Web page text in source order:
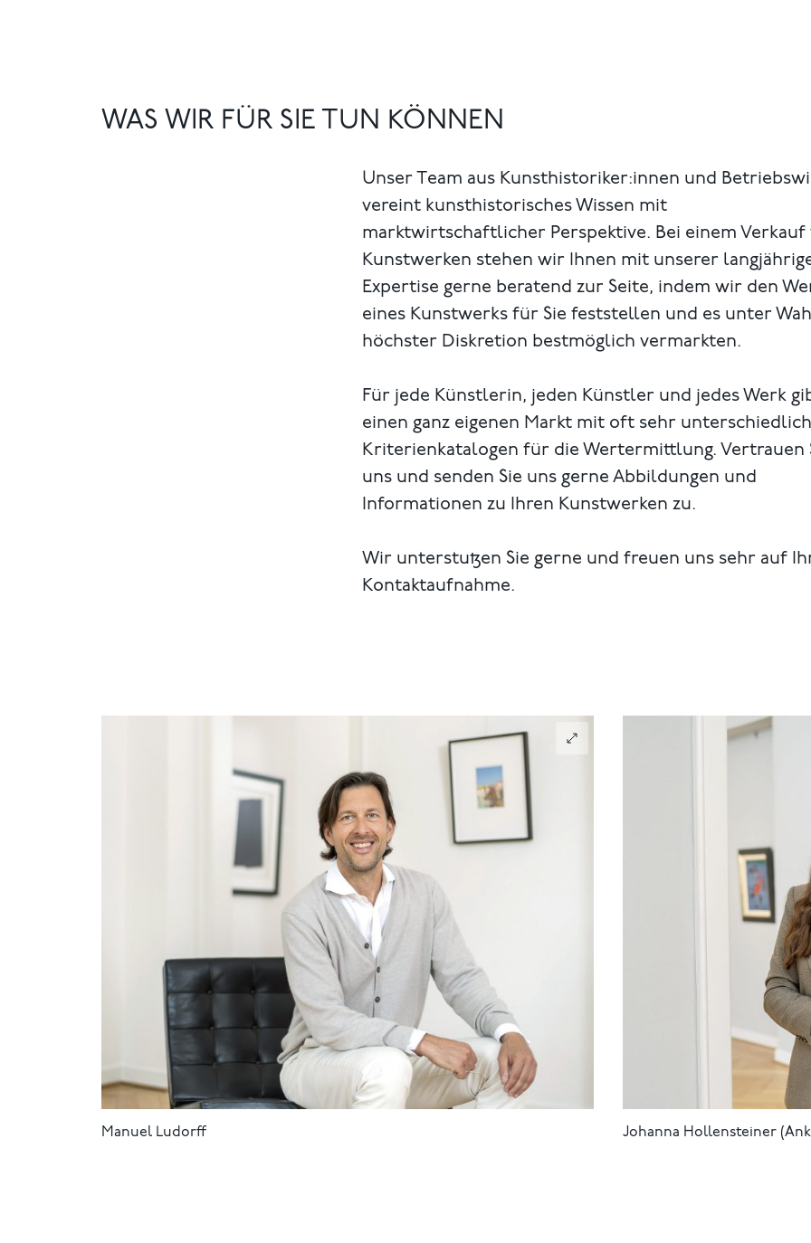
WAS WIR FÜR SIE TUN KÖNNEN
Unser Team aus Kunsthistoriker:innen und
vereint kunsthistorisches Wissen mit
marktwirtschaftlicher Perspektive. Bei einem Verkauf
Kunstwerken stehen wir Ihnen mit unserer
Expertise gerne beratend zur Seite, indem wir den
eines Kunstwerks für Sie feststellen und es unter
höchster Diskretion bestmöglich vermarkten.
Für jede Künstlerin, jeden Künstler und jedes Werk
einen ganz eigenen Markt mit oft sehr
Kriterienkatalogen für die Wertermittlung. Vertrauen
uns und senden Sie uns gerne Abbildungen und
Informationen zu Ihren Kunstwerken zu.
Wir unterstutzen Sie gerne und freuen uns sehr auf
Kontaktaufnahme.
Manuel Ludorff Johanna Hollensteiner